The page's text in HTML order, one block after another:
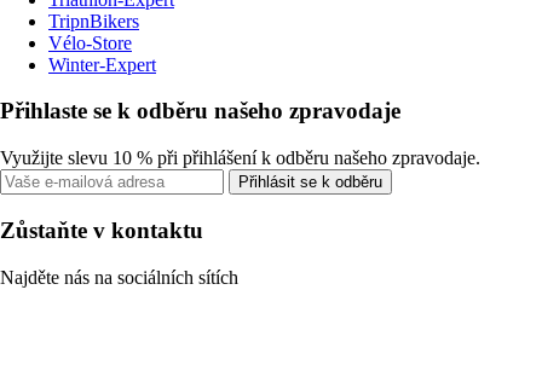
TripnBikers
Vélo-Store
Winter-Expert
Přihlaste se k odběru našeho zpravodaje
Využijte slevu 10 % při přihlášení k odběru našeho zpravodaje.
Přihlásit se k odběru
Zůstaňte v kontaktu
Najděte nás na sociálních sítích